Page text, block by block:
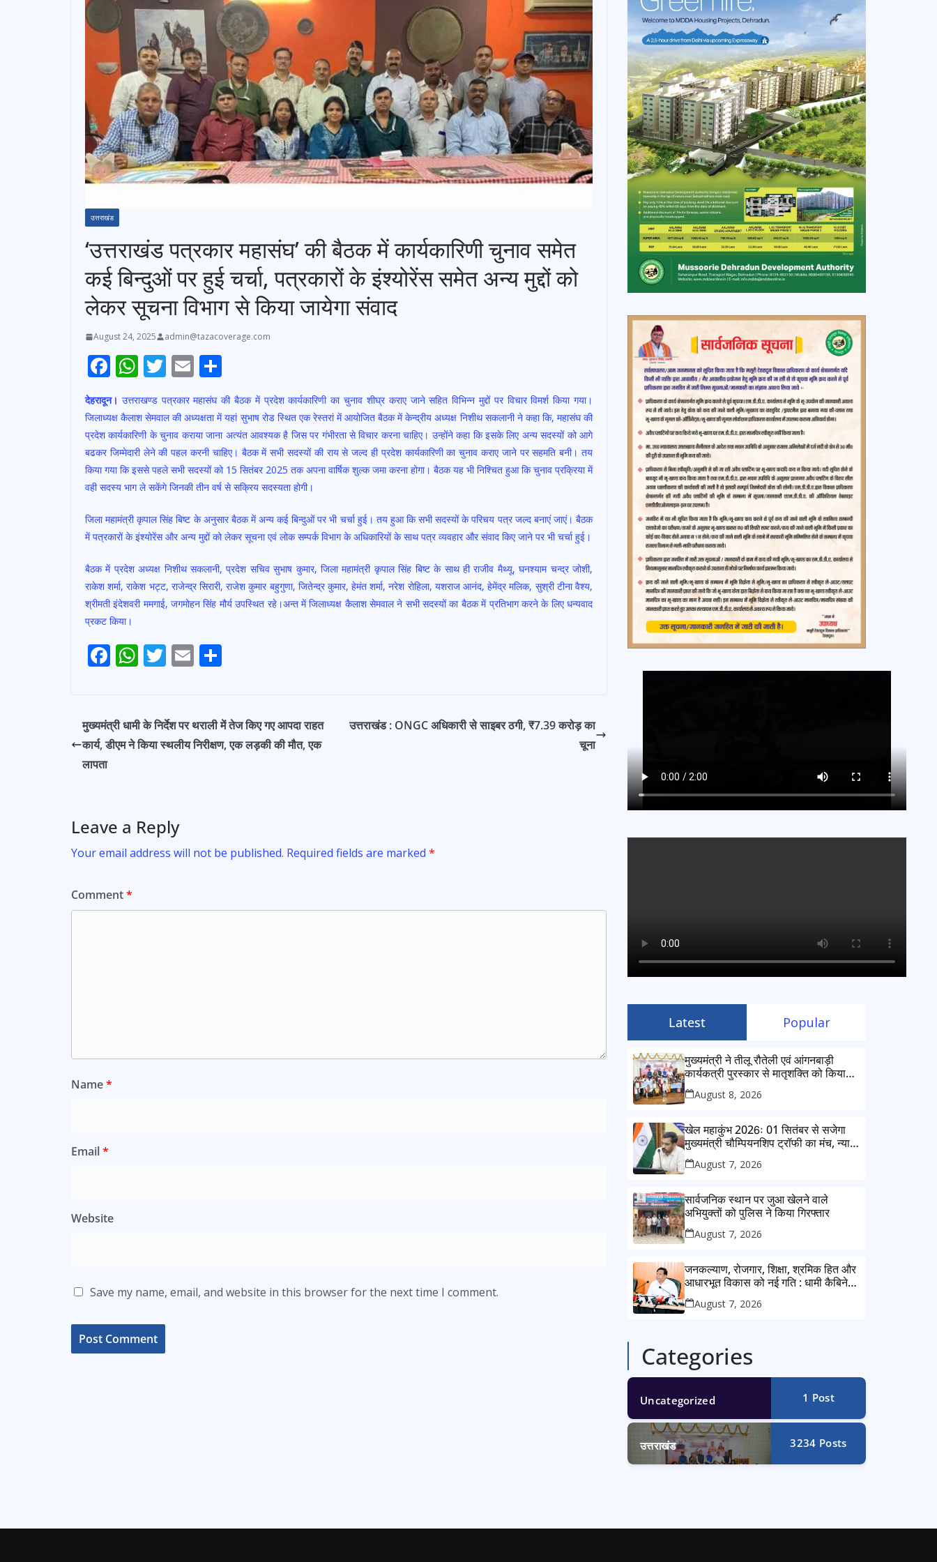
उत्तराखंड
‘उत्तराखंड पत्रकार महासंघ’ की बैठक में कार्यकारिणी चुनाव समेत
कई बिन्दुओं पर हुई चर्चा, पत्रकारों के इंश्योरेंस समेत अन्य मुद्दों को
लेकर सूचना विभाग से किया जायेगा संवाद
August 24, 2025 admin@tazacoverage.com
F
e
b
o
o
k
W
at
s
A
p
p
T
itt
er
E
m
ai
l
h
ar
e
देहरादून। उत्तराखण्ड पत्रकार महासंघ की बैठक में प्रदेश कार्यकारिणी का चुनाव शीघ्र कराए जाने सहित विभिन्न मुद्दों पर विचार विमर्श किया गया।
जिलाध्यक्ष कैलाश सेमवाल की अध्यक्षता में यहां सुभाष रोड स्थित एक रेस्तरां में आयोजित बैठक में केन्द्रीय अध्यक्ष निशीथ सकलानी ने कहा कि, महासंघ की
प्रदेश कार्यकारिणी के चुनाव कराया जाना अत्यंत आवश्यक है जिस पर गंभीरता से विचार करना चाहिए। उन्होंने कहा कि इसके लिए अन्य सदस्यों को आगे
बढकर जिम्मेदारी लेने की पहल करनी चाहिए। बैठक में सभी सदस्यों की राय से जल्द ही प्रदेश कार्यकारिणी का चुनाव कराए जाने पर सहमति बनी। तय
किया गया कि इससे पहले सभी सदस्यों को 15 सितंबर 2025 तक अपना वार्षिक शुल्क जमा करना होगा। बैठक यह भी निश्चित हुआ कि चुनाव प्रक्रिया में
वही सदस्य भाग ले सकेंगे जिनकी तीन वर्ष से सक्रिय सदस्यता होगी।
जिला महामंत्री कृपाल सिंह बिष्ट के अनुसार बैठक में अन्य कई बिन्दुओं पर भी चर्चा हुई। तय हुआ कि सभी सदस्यों के परिचय पत्र जल्द बनाएं जाएं। बैठक
में पत्रकारों के इंश्योरेंस और अन्य मुद्दों को लेकर सूचना एवं लोक सम्पर्क विभाग के अधिकारियों के साथ पत्र व्यवहार और संवाद किए जाने पर भी चर्चा हुई।
बैठक में प्रदेश अध्यक्ष निशीथ सकलानी, प्रदेश सचिव सुभाष कुमार, जिला महामंत्री कृपाल सिंह बिष्ट के साथ ही राजीव मैथ्यू, घनश्याम चन्द्र जोशी,
राकेश शर्मा, राकेश भट्ट, राजेन्द्र सिरारी, राजेश कुमार बहुगुणा, जितेन्द्र कुमार, हेमंत शर्मा, नरेश रोहिला, यशराज आनंद, हेमेंद्र मलिक, सुश्री टीना वैश्य,
श्रीमती इंदेशवरी ममगाई, जगमोहन सिंह मौर्य उपस्थित रहे।अन्त में जिलाध्यक्ष कैलाश सेमवाल ने सभी सदस्यों का बैठक में प्रतिभाग करने के लिए धन्यवाद
प्रकट किया।
Post
F
b
o
W
s
A
T
er
E
l e
मुख्यमंत्री धामी के निर्देश पर थराली में तेज किए गए आपदा राहत
कार्य, डीएम ने किया स्थलीय निरीक्षण, एक लड़की की मौत, एक
लापता
उत्तराखंड : ONGC अधिकारी से साइबर ठगी, ₹7.39 करोड़ का
चूना
Leave a Reply
Your email address will not be published. Required fields are marked *
Comment*
Name*
Email*
Website
Save my name, email, and website in this browser for the next time I comment.
Latest Popular
मुख्यमंत्री ने तीलू रौतेली एवं आंगनबाड़ी
कार्यकत्री पुरस्कार से मातृशक्ति को किया
सम्मानित
August 8, 2026
खेल महाकुंभ 2026ः 01 सितंबर से सजेगा
मुख्यमंत्री चौम्पियनशिप ट्रॉफी का मंच, न्याय
पंचायत से राज्य स्तर तक होगा प्रतिभा का
प्रदर्शन
August 7, 2026
सार्वजनिक स्थान पर जुआ खेलने वाले
अभियुक्तों को पुलिस ने किया गिरफ्तार
August 7, 2026
जनकल्याण, रोजगार, शिक्षा, श्रमिक हित और
आधारभूत विकास को नई गति : धामी कैबिनेट
के ऐतिहासिक फैसले
August 7, 2026
Categories
Uncategorized 1 Post
उत्तराखंड 3234 Posts